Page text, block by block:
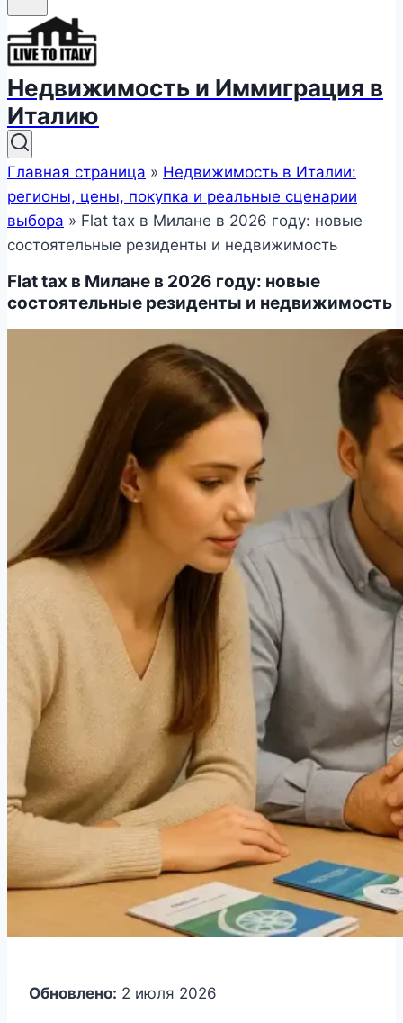
Недвижимость и Иммиграция в
Италию
Главная страница » Недвижимость в Италии:
регионы, цены, покупка и реальные сценарии
выбора » Flat tax в Милане в 2026 году: новые
состоятельные резиденты и недвижимость
Flat tax в Милане в 2026 году: новые
состоятельные резиденты и недвижимость
Обновлено: 2 июля 2026